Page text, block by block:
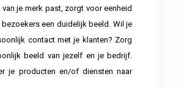
je merk past, zorgt voor eenheid
een duidelijk beeld. Wil je
contact met je klanten? Zorg
beeld van jezelf en je bedrijf.
je producten en/of diensten naar